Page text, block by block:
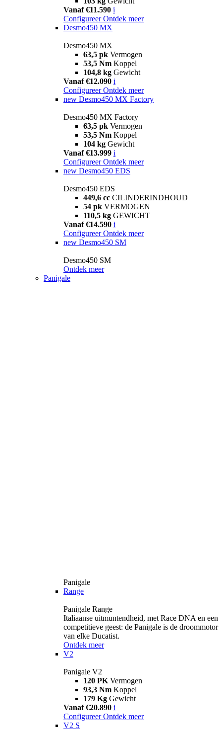
Vanaf €11.590 i
Configureer Ontdek meer
Desmo450 MX
Desmo450 MX
63,5 pk Vermogen
53,5 Nm Koppel
104,8 kg Gewicht
Vanaf €12.090 i
Configureer Ontdek meer
new Desmo450 MX Factory
Desmo450 MX Factory
63,5 pk Vermogen
53,5 Nm Koppel
104 kg Gewicht
Vanaf €13.999 i
Configureer Ontdek meer
new Desmo450 EDS
Desmo450 EDS
449,6 cc CILINDERINDHOUD
54 pk VERMOGEN
110,5 kg GEWICHT
Vanaf €14.590 i
Configureer Ontdek meer
new Desmo450 SM
Desmo450 SM
Ontdek meer
Panigale
Panigale
Range
Panigale Range
Italiaanse uitmuntendheid, met Race DNA en een
competitieve geest: de Panigale is de droommotor
van elke Ducatist.
Ontdek meer
V2
Panigale V2
120 PK Vermogen
93,3 Nm Koppel
179 Kg Gewicht
Vanaf €20.890 i
Configureer Ontdek meer
V2 S